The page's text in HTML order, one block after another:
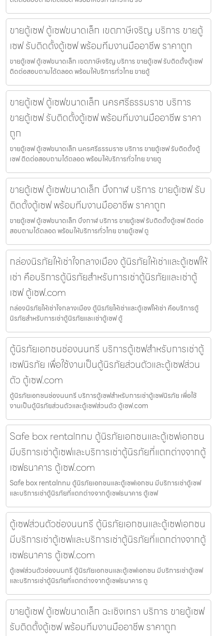
ขายตู้เซฟ ตู้เซฟขนาดเล็ก เขตภาษีเจริญ บริการ ขายตู้
เซฟ รับติดตั้งตู้เซฟ พร้อมทีมงานมืออาชีพ ราคาถูก
ขายตู้เซฟ ตู้เซฟขนาดเล็ก เขตภาษีเจริญ บริการ ขายตู้เซฟ รับติดตั้งตู้เซฟ
ติดต่อสอบถามได้ตลอด พร้อมให้บริการทั่วไทย ขายตู้
ขายตู้เซฟ ตู้เซฟขนาดเล็ก นครศรีธรรมราช บริการ
ขายตู้เซฟ รับติดตั้งตู้เซฟ พร้อมทีมงานมืออาชีพ ราคา
ถูก
ขายตู้เซฟ ตู้เซฟขนาดเล็ก นครศรีธรรมราช บริการ ขายตู้เซฟ รับติดตั้งตู้
เซฟ ติดต่อสอบถามได้ตลอด พร้อมให้บริการทั่วไทย ขายตู
ขายตู้เซฟ ตู้เซฟขนาดเล็ก บึงกาฬ บริการ ขายตู้เซฟ รับ
ติดตั้งตู้เซฟ พร้อมทีมงานมืออาชีพ ราคาถูก
ขายตู้เซฟ ตู้เซฟขนาดเล็ก บึงกาฬ บริการ ขายตู้เซฟ รับติดตั้งตู้เซฟ ติดต่อ
สอบถามได้ตลอด พร้อมให้บริการทั่วไทย ขายตู้เซฟ ตู
กล่องนิรภัยให้เช่าใจกลางเมือง ตู้นิรภัยให้เช่าและตู้เซฟให้
เช่า คือบริการตู้นิรภัยสำหรับการเช่าตู้นิรภัยและเช่าตู้
เซฟ ตู้เซฟ.com
กล่องนิรภัยให้เช่าใจกลางเมือง ตู้นิรภัยให้เช่าและตู้เซฟให้เช่า คือบริการตู้
นิรภัยสำหรับการเช่าตู้นิรภัยและเช่าตู้เซฟ ตู้
ตู้นิรภัยเอกชนช่องนนทรี บริการตู้เซฟสำหรับการเช่าตู้
เซฟนิรภัย เพื่อใช้งานเป็นตู้นิรภัยส่วนตัวและตู้เซฟส่วน
ตัว ตู้เซฟ.com
ตู้นิรภัยเอกชนช่องนนทรี บริการตู้เซฟสำหรับการเช่าตู้เซฟนิรภัย เพื่อใช้
งานเป็นตู้นิรภัยส่วนตัวและตู้เซฟส่วนตัว ตู้เซฟ.com
Safe box rentalกทม ตู้นิรภัยเอกชนและตู้เซฟเอกชน
มีบริการเช่าตู้เซฟและบริการเช่าตู้นิรภัยที่แตกต่างจากตู้
เซฟธนาคาร ตู้เซฟ.com
Safe box rentalกทม ตู้นิรภัยเอกชนและตู้เซฟเอกชน มีบริการเช่าตู้เซฟ
และบริการเช่าตู้นิรภัยที่แตกต่างจากตู้เซฟธนาคาร ตู้เซฟ
ตู้เซฟส่วนตัวช่องนนทรี ตู้นิรภัยเอกชนและตู้เซฟเอกชน
มีบริการเช่าตู้เซฟและบริการเช่าตู้นิรภัยที่แตกต่างจากตู้
เซฟธนาคาร ตู้เซฟ.com
ตู้เซฟส่วนตัวช่องนนทรี ตู้นิรภัยเอกชนและตู้เซฟเอกชน มีบริการเช่าตู้เซฟ
และบริการเช่าตู้นิรภัยที่แตกต่างจากตู้เซฟธนาคาร ตู
ขายตู้เซฟ ตู้เซฟขนาดเล็ก ฉะเชิงเทรา บริการ ขายตู้เซฟ
รับติดตั้งตู้เซฟ พร้อมทีมงานมืออาชีพ ราคาถูก